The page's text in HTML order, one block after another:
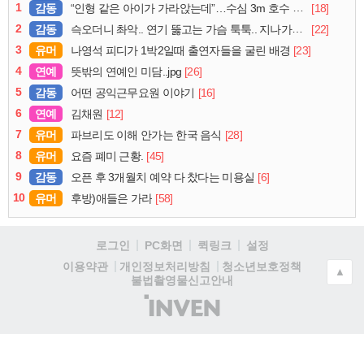
1 감동 “인형 같은 아이가 가라앉는데”…수심 3m 호수 뛰어든 60대 의인
[18]
2
감동 슥오더니 촤악.. 연기 뚫고는 가슴 툭툭.. 지나가던 아재의 정체
[22]
3
유머 나영석 피디가 1박2일때 출연자들을 굴린 배경 [23]
4
연예 뜻밖의 연예인 미담..jpg [26]
5
감동 어떤 공익근무요원 이야기 [16]
6
연예 김채원 [12]
7
유머 파브리도 이해 안가는 한국 음식 [28]
8
유머 요즘 폐미 근황. [45]
9
감동 오픈 후 3개월치 예약 다 찼다는 미용실 [6]
10
유머 후방)애들은 가라 [58]
로그인 PC화면 퀵링크
설정
이용약관
개인정보처리방침
청소년보호정책
불법촬영물신고안내
(주)
인
▲